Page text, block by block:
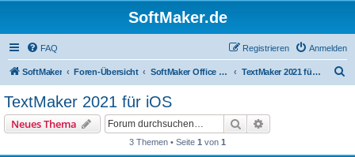
SoftMaker.de
FAQ Anmelden
Registrieren
SoftMaker Foren-Übersicht SoftMaker Office 2021 für iOS TextMaker 2021 für iOS
TextMaker 2021 für iOS
Neues Thema Suche
3 Themen • Seite 1 von 1